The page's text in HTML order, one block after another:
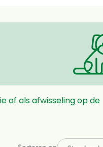
of als afwisseling op de